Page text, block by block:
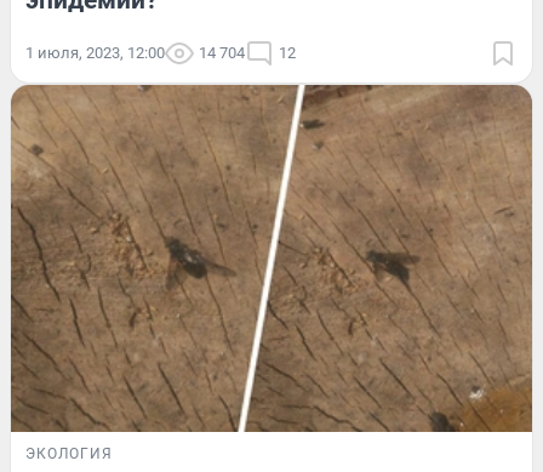
1 июля, 2023, 12:00 14 704 12
ЭКОЛОГИЯ